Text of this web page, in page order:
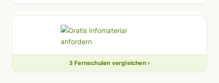
3 Fernschulen vergleichen ›